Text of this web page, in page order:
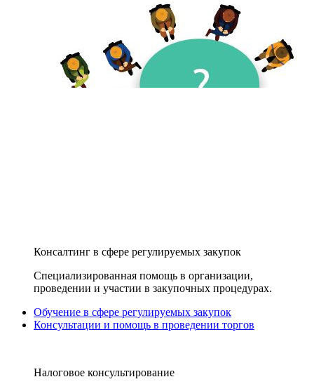
Консалтинг в сфере регулируемых закупок
Специализированная помощь в организации,
проведении и участии в закупочных процедурах.
Обучение в сфере регулируемых закупок
Консультации и помощь в проведении торгов
Налоговое консультирование